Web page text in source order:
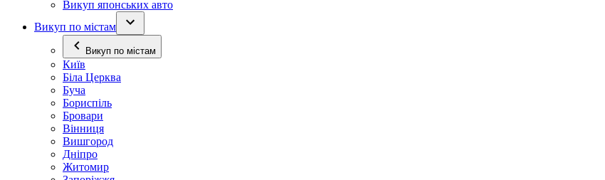
Викуп японських авто
Викуп по містам
Викуп по містам
Київ
Біла Церква
Буча
Бориспіль
Бровари
Вінниця
Вишгород
Дніпро
Житомир